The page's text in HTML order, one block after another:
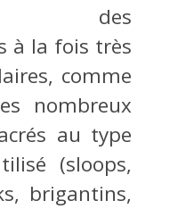
des
à la fois très
comme
nombreux
au type
(sloops,
brigantins,